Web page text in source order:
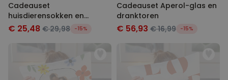
Cadeauset
huisdierensokken en
sleutelhanger
€ 25,48 € 29,98 -15%
Cadeauset Aperol-glas en
dranktoren
€ 56,93 € 16,99 -15%